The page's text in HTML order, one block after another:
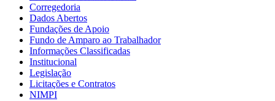
Corregedoria
Dados Abertos
Fundações de Apoio
Fundo de Amparo ao Trabalhador
Informações Classificadas
Institucional
Legislação
Licitações e Contratos
NIMPI